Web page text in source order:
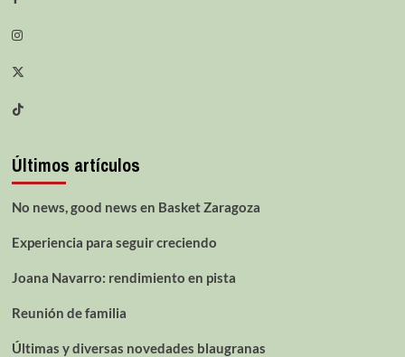
Últimos artículos
No news, good news en Basket Zaragoza
Experiencia para seguir creciendo
Joana Navarro: rendimiento en pista
Reunión de familia
Últimas y diversas novedades blaugranas